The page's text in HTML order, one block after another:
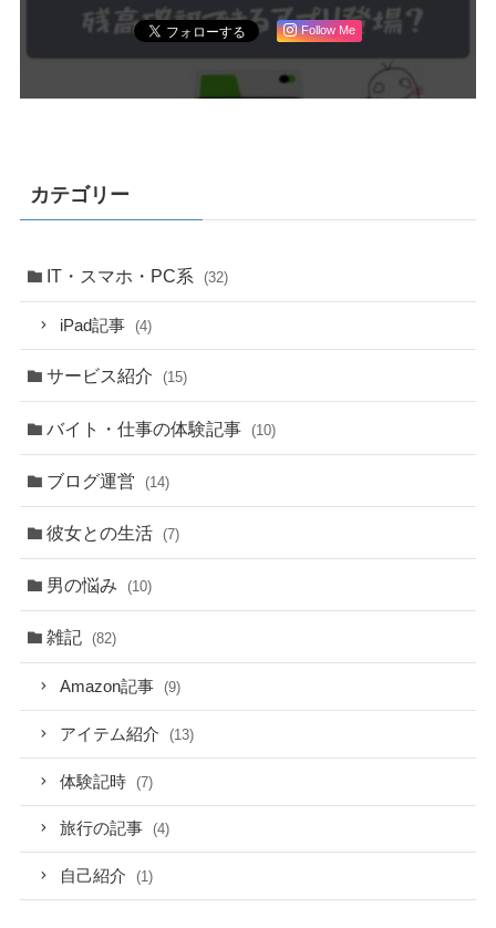
Follow Me
カテゴリー
IT・スマホ・PC系 (32)
iPad記事 (4)
サービス紹介 (15)
バイト・仕事の体験記事 (10)
ブログ運営 (14)
彼女との生活 (7)
男の悩み (10)
雑記 (82)
Amazon記事 (9)
アイテム紹介 (13)
体験記時 (7)
旅行の記事 (4)
自己紹介 (1)